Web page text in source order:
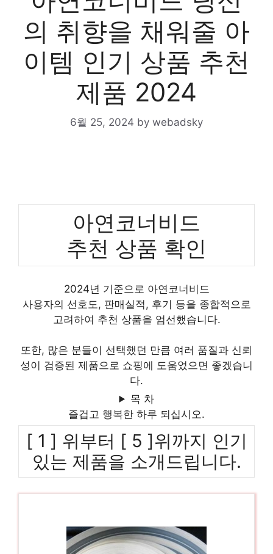
의 취향을 채워줄 아
이템 인기 상품 추천
제품 2024
6월 25, 2024 by webadsky
아연코너비드
추천 상품 확인
2024년 기준으로 아연코너비드
사용자의 선호도, 판매실적, 후기 등을 종합적으로
고려하여 추천 상품을 엄선했습니다.
또한, 많은 분들이 선택했던 만큼 여러 품질과 신뢰
성이 검증된 제품으로 쇼핑에 도움었으면 좋겠습니
다.
목 차
즐겁고 행복한 하루 되십시오.
[ 1 ] 위부터 [ 5 ]위까지 인기
있는 제품을 소개드립니다.